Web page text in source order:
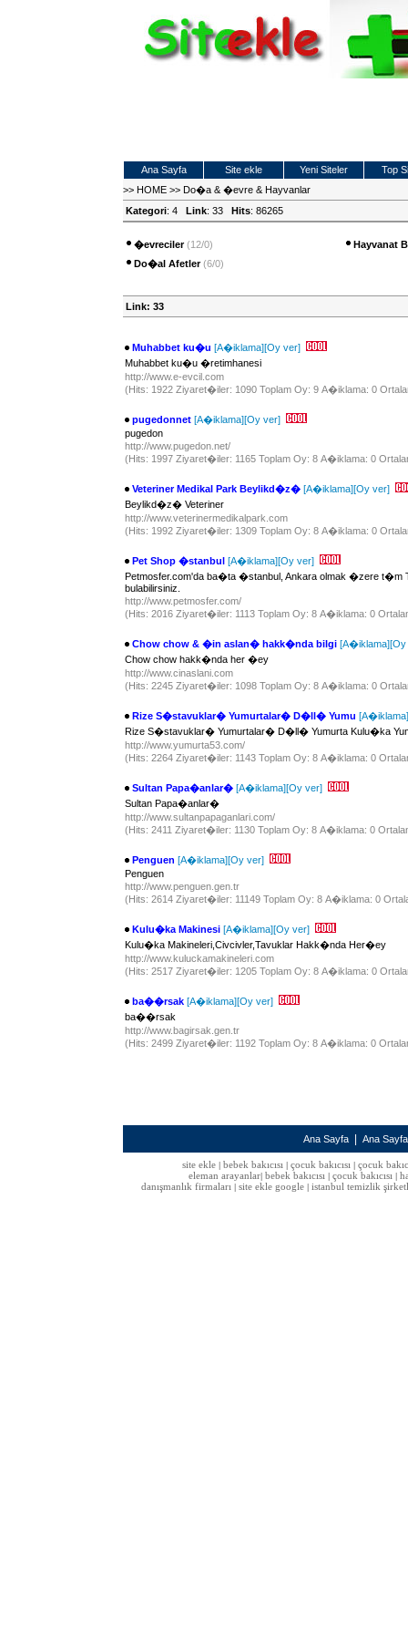
Ana Sayfa Site ekle Yeni Siteler
Top
>> HOME >> Do�a & �evre & Hayvanlar
Kategori: 4 Link: 33 Hits: 86265
�evreciler(12/0)
Do�al Afetler(6/0)
Hayvanat
Link: 33
Muhabbet ku�u [A�iklama][Oy ver]
Muhabbet ku�u �retimhanesi
http://www.e-evcil.com
(Hits: 1922 Ziyaret�iler: 1090 Toplam Oy: 9 A�iklama: 0
pugedonnet [A�iklama][Oy ver]
pugedon
http://www.pugedon.net/
(Hits: 1997 Ziyaret�iler: 1165 Toplam Oy: 8 A�iklama: 0
Veteriner Medikal Park Beylikd�z� [A�iklama][Oy ver]
Beylikd�z� Veteriner
http://www.veterinermedikalpark.com
(Hits: 1992 Ziyaret�iler: 1309 Toplam Oy: 8 A�iklama: 0
Pet Shop �stanbul [A�iklama][Oy ver]
Petmosfer.com'da ba�ta �stanbul, Ankara olmak �zere
bulabilirsiniz.
http://www.petmosfer.com/
(Hits: 2016 Ziyaret�iler: 1113 Toplam Oy: 8 A�iklama: 0
Chow chow & �in aslan� hakk�nda bilgi [A�iklama][Oy
Chow chow hakk�nda her �ey
http://www.cinaslani.com
(Hits: 2245 Ziyaret�iler: 1098 Toplam Oy: 8 A�iklama: 0
Rize S�stavuklar� Yumurtalar� D�ll� Yumu [A�iklama]
Rize S�stavuklar� Yumurtalar� D�ll� Yumurta Kulu�ka
http://www.yumurta53.com/
(Hits: 2264 Ziyaret�iler: 1143 Toplam Oy: 8 A�iklama: 0
Sultan Papa�anlar� [A�iklama][Oy ver]
Sultan Papa�anlar�
http://www.sultanpapaganlari.com/
(Hits: 2411 Ziyaret�iler: 1130 Toplam Oy: 8 A�iklama: 0
Penguen [A�iklama][Oy ver]
Penguen
http://www.penguen.gen.tr
(Hits: 2614 Ziyaret�iler: 11149 Toplam Oy: 8 A�iklama: 0
Kulu�ka Makinesi [A�iklama][Oy ver]
Kulu�ka Makineleri,Civcivler,Tavuklar Hakk�nda Her�ey
http://www.kuluckamakineleri.com
(Hits: 2517 Ziyaret�iler: 1205 Toplam Oy: 8 A�iklama: 0
ba��rsak [A�iklama][Oy ver]
ba��rsak
http://www.bagirsak.gen.tr
(Hits: 2499 Ziyaret�iler: 1192 Toplam Oy: 8 A�iklama: 0
Ana Sayfa Ana
site ekle| bebek bakıcısı| çocuk bakıcısı| çocuk
eleman arayanlar bebek bakıcısı çocuk bakıcısı
danışmanlık firmaları
site ekle google istanbul temizlik